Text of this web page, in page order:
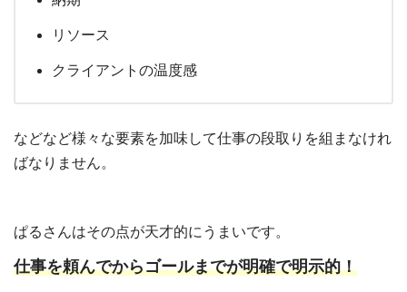
リソース
クライアントの温度感
などなど様々な要素を加味して仕事の段取りを組まなけれ
ばなりません。
ぱるさんはその点が天才的にうまいです。
仕事を頼んでからゴールまでが明確で明示的！